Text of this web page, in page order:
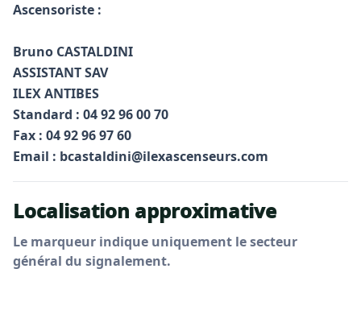
Ascensoriste :
Bruno CASTALDINI
ASSISTANT SAV
ILEX ANTIBES
Standard : 04 92 96 00 70
Fax : 04 92 96 97 60
Email : bcastaldini@ilexascenseurs.com
Localisation approximative
Le marqueur indique uniquement le secteur
général du signalement.